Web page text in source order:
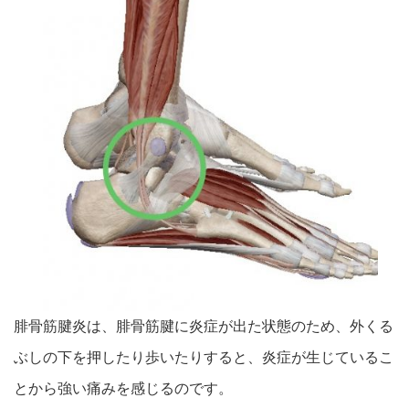
腓骨筋腱炎は、腓骨筋腱に炎症が出た状態のため、外くる
ぶしの下を押したり歩いたりすると、炎症が生じているこ
とから強い痛みを感じるのです。